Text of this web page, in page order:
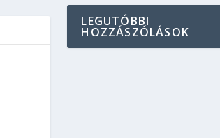
LEGUTÓBBI
HOZZÁSZÓLÁSOK